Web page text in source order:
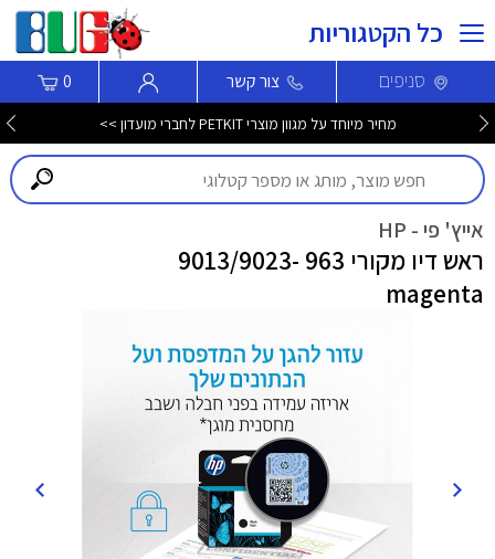
כל הקטגוריות
סניפים צור קשר 0
מחיר מיוחד על מגוון מוצרי PETKIT לחברי מועדון >>
אייץ' פי - HP
ראש דיו מקורי 963 -9013/9023
magenta